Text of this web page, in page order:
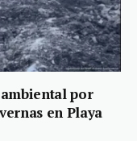
por
en Playa